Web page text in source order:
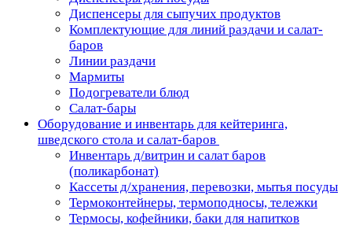
Диспенсеры для сыпучих продуктов
Комплектующие для линий раздачи и салат-
баров
Линии раздачи
Мармиты
Подогреватели блюд
Салат-бары
Оборудование и инвентарь для кейтеринга,
шведского стола и салат-баров
Инвентарь д/витрин и салат баров
(поликарбонат)
Кассеты д/хранения, перевозки, мытья посуды
Термоконтейнеры, термоподносы, тележки
Термосы, кофейники, баки для напитков